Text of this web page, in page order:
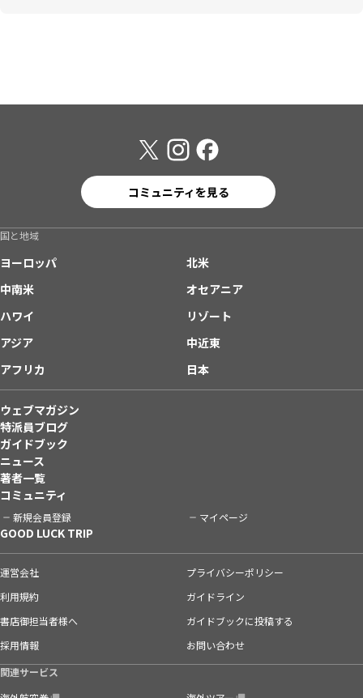
コミュニティを見る
国と地域
ヨーロッパ
北米
中南米
オセアニア
ハワイ
リゾート
アジア
中近東
アフリカ
日本
ウェブマガジン
特派員ブログ
ガイドブック
ニュース
著者一覧
コミュニティ
新規会員登録 マイページ
GOOD LUCK TRIP
運営会社
プライバシーポリシー
利用規約
ガイドライン
書店御担当者様へ
ガイドブックに投稿する
採用情報
お問い合わせ
関連サービス